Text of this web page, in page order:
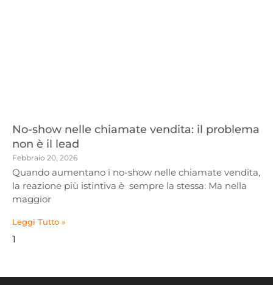
No-show nelle chiamate vendita: il problema
non è il lead
Febbraio 20, 2026
Quando aumentano i no-show nelle chiamate vendita,
la reazione più istintiva è sempre la stessa: Ma nella
maggior
Leggi Tutto »